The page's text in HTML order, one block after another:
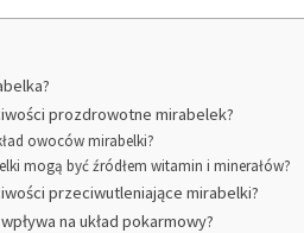
prozdrowotne mirabelek?
owoców mirabelki?
mogą być źródłem witamin i minerałów?
przeciwutleniające mirabelki?
na układ pokarmowy?